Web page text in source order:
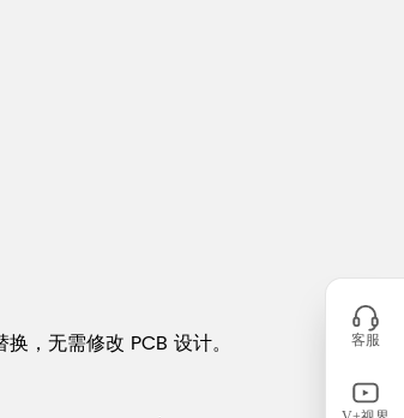
，无需修改 PCB 设计。
客服